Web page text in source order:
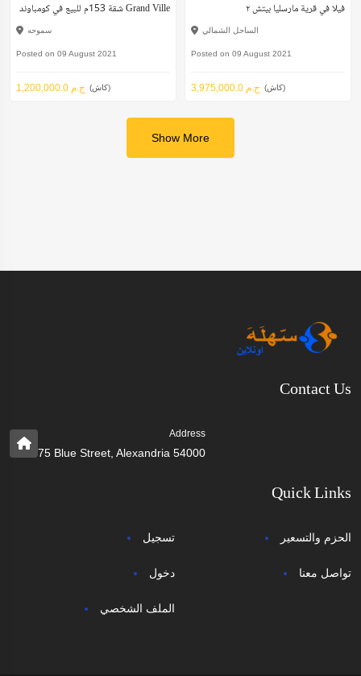
شقة 153م للبيع في كومباوند Grand Ville
سموحه
Posted on 09 August 2021
1,200,000.0 ج.م (كاش)
فيلا في قرية مارسليا بيتش ٢
الساحل الشمالي
Posted on 09 August 2021
3,975,000.0 ج.م (كاش)
Show More
Contact Us
Address
75 Blue Street, Alexandria 54000
Quick Links
تسجيل
دخول
الملف الشخصي
الحزم والتسعير
تواصل معنا